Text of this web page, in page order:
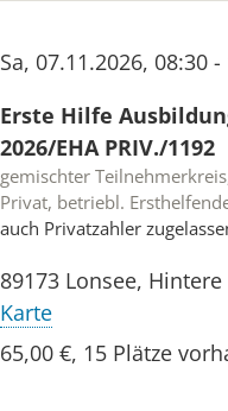
Sa, 07.11.2026, 08:30
Erste Hilfe
2026/EHA PRIV./1192
gemischter
Privat, betriebl.
auch Privatzahler
89173 Lonsee, Hintere
Karte
65,00 €, 15 Plätze